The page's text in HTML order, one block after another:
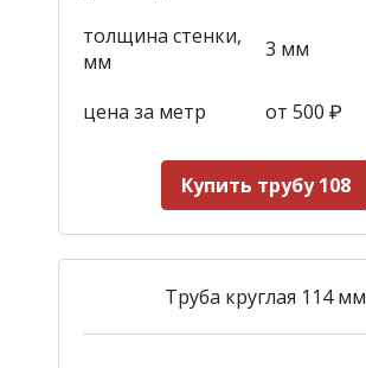
толщина стенки,
мм
3 мм
цена за метр от 500 ₽
Купить трубу 108
Труба круглая 114 мм